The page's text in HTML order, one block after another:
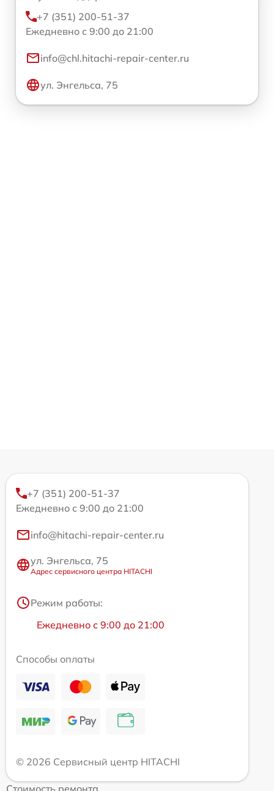
+7 (351) 200-51-37
Ежедневно с 9:00 до 21:00
info@chl.hitachi-repair-center.ru
ул. Энгельса, 75
+7 (351) 200-51-37
Ежедневно с 9:00 до 21:00
info@hitachi-repair-center.ru
ул. Энгельса, 75
Адрес сервисного центра HITACHI
Режим работы:
Ежедневно с 9:00 до 21:00
Способы оплаты
© 2026 Сервисный центр HITACHI
Стоимость ремонта